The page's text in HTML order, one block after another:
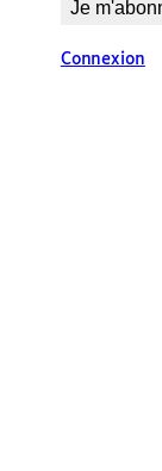
Connexion